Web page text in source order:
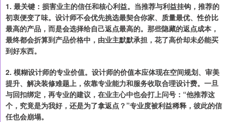
1. 最关键：损害业主的信任和核心利益。当推荐与利益挂钩，推荐的
初衷便变了味。设计师不会优先挑选最契合你家、质量最优、性价比
最高的产品，而是会选择给自己返点最高的。那些隐藏的返点成本，
最终都会折算到产品价格中，由业主默默承担，花了高价却未必能买
到好东西。
2. 模糊设计师的专业价值。设计师的价值本应体现在空间规划、审美
提升、解决装修难题上，依靠专业能力和服务收取合理设计费。一旦
与回扣绑定，再专业的建议，在业主心中也会打上问号：“他推荐这
个，究竟是为我好，还是为了拿返点？”专业度被利益稀释，彼此的信
任也会崩塌。